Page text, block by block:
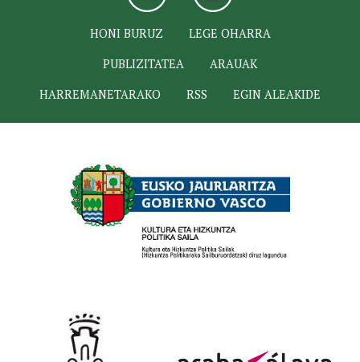
HONI BURUZ
LEGE OHARRA
PUBLIZITATEA
ARAUAK
HARREMANETARAKO
RSS EGIN ALEAKIDE